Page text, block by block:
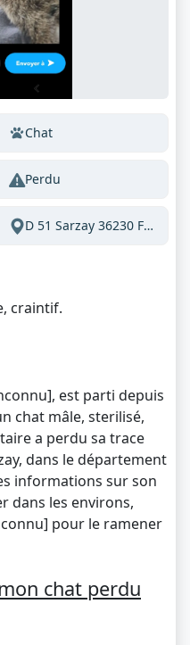
Chat
Perdu
D 51 Sarzay 36230 France
craintif.
est parti depuis
chat mâle, sterilisé,
a perdu sa trace
dans le département
informations sur son
dans les environs,
pour le ramener
chat perdu